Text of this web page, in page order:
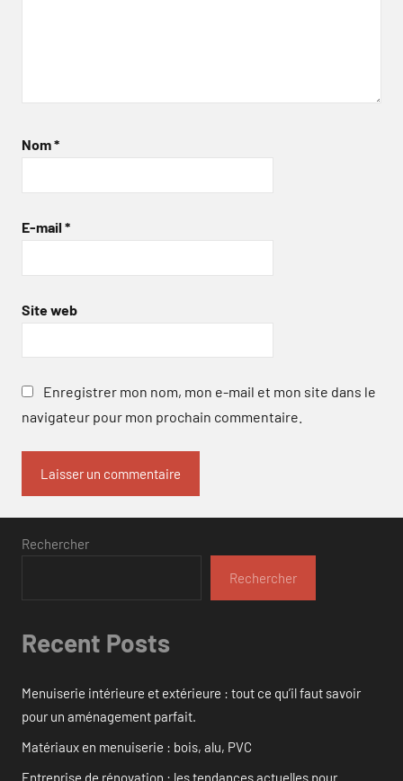
Nom*
E-mail *
Site web
Enregistrer mon nom, mon e-mail et mon site dans le
navigateur pour mon prochain commentaire.
Rechercher
Rechercher
Recent Posts
Menuiserie intérieure et extérieure : tout ce qu’il faut savoir
pour un aménagement parfait.
Matériaux en menuiserie : bois, alu, PVC
Entreprise de rénovation : les tendances actuelles pour